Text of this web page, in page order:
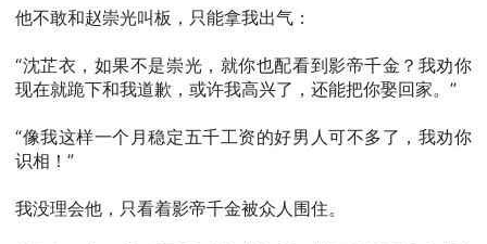
他不敢和赵崇光叫板，只能拿我出气：
“沈芷衣，如果不是崇光，就你也配看到影帝千金？我劝你
现在就跪下和我道歉，或许我高兴了，还能把你娶回家。”
“像我这样一个月稳定五千工资的好男人可不多了，我劝你
识相！”
我没理会他，只看着影帝千金被众人围住。